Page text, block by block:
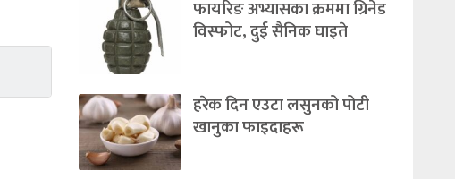
फायरिङ अभ्यासका क्रममा ग्रिनेड
विस्फोट, दुई सैनिक घाइते
हरेक दिन एउटा लसुनको पोटी
खानुका फाइदाहरू